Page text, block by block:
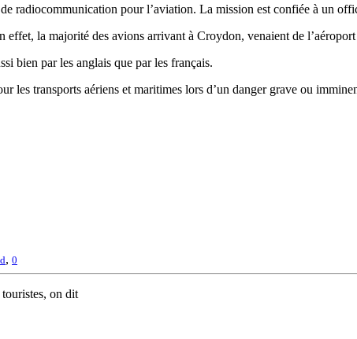
radiocommunication pour l’aviation. La mission est confiée à un
la majorité des avions arrivant à Croydon, venaient de
bien par les anglais que par les français.
les transports aériens et maritimes lors d’un danger grave ou
, 0
on dit